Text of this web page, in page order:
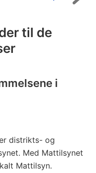
4
e
b
e
r
til de
i
distrikts- og
Med Mattilsynet
Mattilsyn.